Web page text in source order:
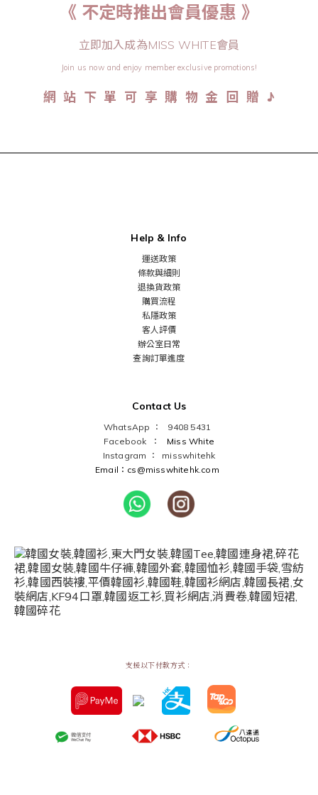
《 不定時推出會員優惠 》
立即加入成為MISS WHITE會員
Join us now and enjoy member exclusive promotions!
網 站 下 單 可 享 購 物 金 回 贈 ♪
Help & Info
運送政策
條款與細則
退換貨政策
購買流程
私隱政策
客人評價
辦公室日常
查詢訂單進度
Contact Us
WhatsApp ： 9408 5431
Facebook ： Miss White
Instagram ： misswhitehk
Email：cs@misswhitehk.com
支援以下付款方式：